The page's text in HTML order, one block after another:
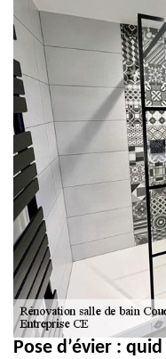
Pose d’évier :